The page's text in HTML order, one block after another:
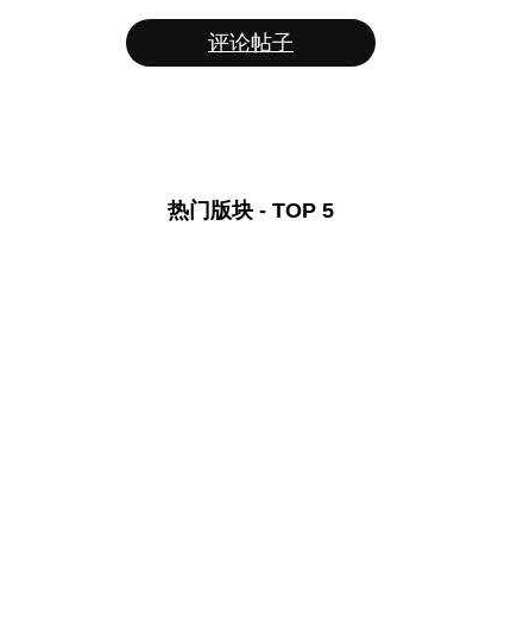
评论帖子
热门版块 - TOP 5